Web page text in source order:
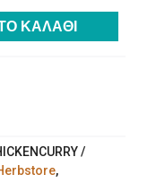
ΚΑΛΆΘΙ
,